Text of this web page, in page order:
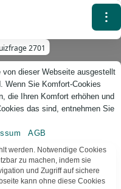
⁝
2701
Analyse & Beratung
dieser Webseite ausgestellt
Wenn Sie Komfort-Cookies
die Ihren Komfort erhöhen und
das sind, entnehmen Sie
AGB
werden. Notwendige Cookies
zu machen, indem sie
und Zugriff auf sichere
kann ohne diese Cookies